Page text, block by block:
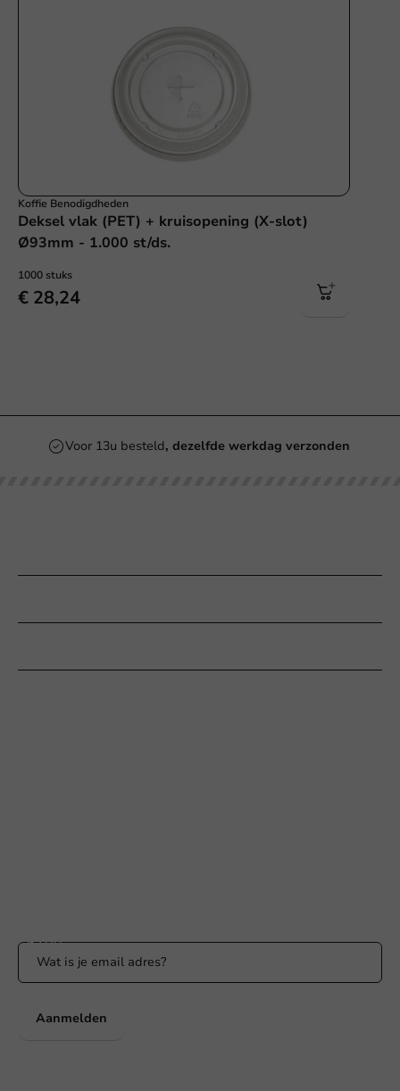
Koffie Benodigdheden
Deksel vlak (PET) + kruisopening (X-slot)
Ø93mm - 1.000 st/ds.
1000 stuks
€ 28,24
Altijd debeste prijs
Aanmelden